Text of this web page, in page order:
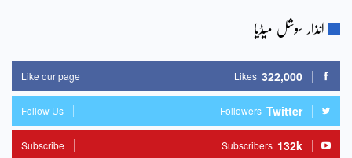
انذار سوشل میڈیا
322,000
Likes
Like our page
Twitter
Followers
Follow Us
132k
Subscribers
Subscribe